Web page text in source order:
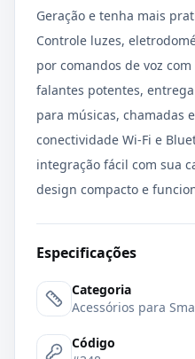
Geração e tenha mais
Controle luzes,
por comandos de voz
falantes potentes,
para músicas, chamadas
conectividade Wi-Fi e
integração fácil com sua
design compacto e
Especificações
Categoria
Acessórios para
Código